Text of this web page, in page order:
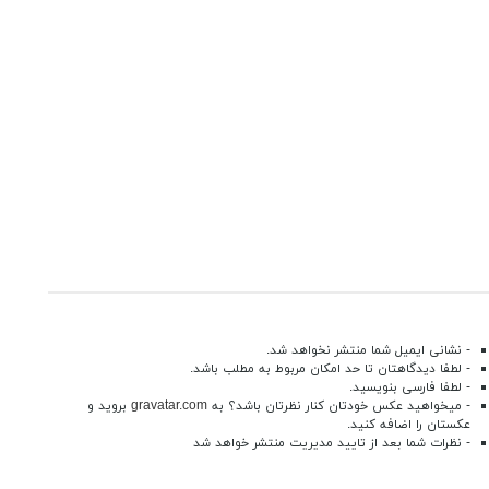
- نشانی ایمیل شما منتشر نخواهد شد.
- لطفا دیدگاهتان تا حد امکان مربوط به مطلب باشد.
- لطفا فارسی بنویسید.
- میخواهید عکس خودتان کنار نظرتان باشد؟ به gravatar.com بروید و
عکستان را اضافه کنید.
- نظرات شما بعد از تایید مدیریت منتشر خواهد شد